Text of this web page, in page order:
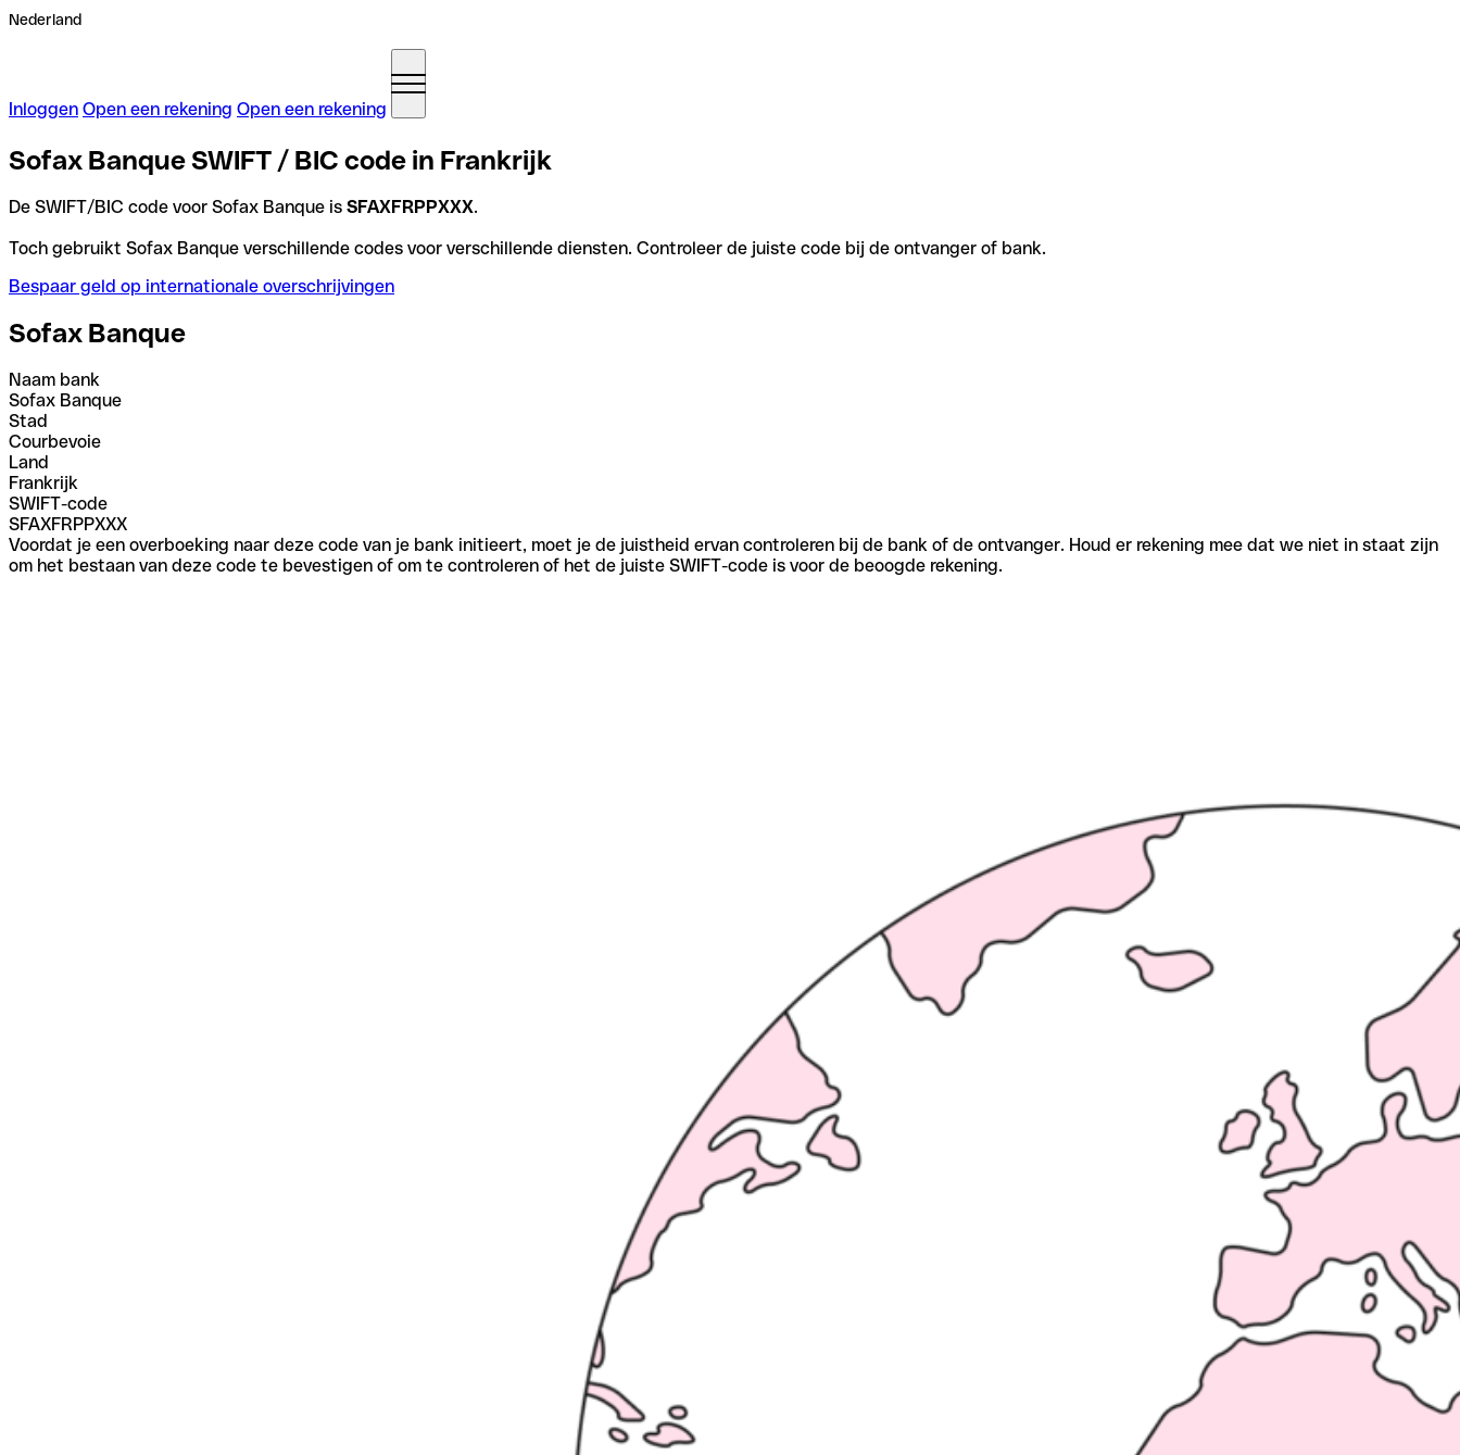
Nederland
Inloggen Open een rekening Open een rekening
Sofax Banque SWIFT / BIC code in Frankrijk
De SWIFT/BIC code voor Sofax Banque is SFAXFRPPXXX.
Toch gebruikt Sofax Banque verschillende codes voor verschillende diensten. Controleer de juiste code bij de ontvanger of bank.
Bespaar geld op internationale overschrijvingen
Sofax Banque
Naam bank
Sofax Banque
Stad
Courbevoie
Land
Frankrijk
SWIFT-code
SFAXFRPPXXX
Voordat je een overboeking naar deze code van je bank initieert, moet je de juistheid ervan controleren bij de bank of de ontvanger. Houd er rekening mee dat we niet in staat zijn
om het bestaan van deze code te bevestigen of om te controleren of het de juiste SWIFT-code is voor de beoogde rekening.